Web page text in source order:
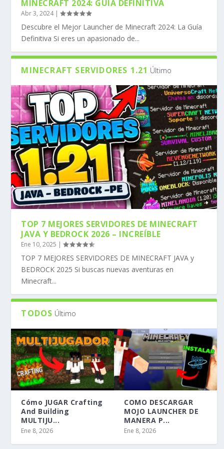
MINECRAFT 2024: GUÍA DEFINITIVA
Abr 3, 2024|
Descubre el Mejor Launcher de Minecraft 2024: La Guía
Definitiva Si eres un apasionado de...
MINECRAFT SERVIDORES 1.21 Último
TOP 7 MEJORES SERVIDORES DE MINECRAFT
JAVA Y BEDROCK 2026 – INCREÍBLE
Ene 10, 2025 |
TOP 7 MEJORES SERVIDORES DE MINECRAFT JAVA y
BEDROCK 2025 Si buscas nuevas aventuras en
Minecraft...
TODOS Último
Cómo JUGAR Crafting
And Building
MULTIJU...
Ene 8, 2026
COMO DESCARGAR
MOJO LAUNCHER DE
MANERA P...
Ene 8, 2026